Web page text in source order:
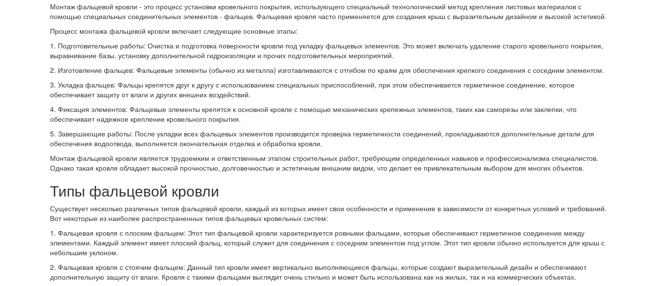
Монтаж фальцевой кровли - это процесс установки кровельного покрытия, использующего специальный технологический метод крепления листовых материалов с
помощью специальных соединительных элементов - фальцев. Фальцевая кровля часто применяется для создания крыш с выразительным дизайном и высокой эстетикой.
Процесс монтажа фальцевой кровли включает следующие основные этапы:
1. Подготовительные работы: Очистка и подготовка поверхности кровли под укладку фальцевых элементов. Это может включать удаление старого кровельного покрытия,
выравнивание базы, установку дополнительной гидроизоляции и прочих подготовительных мероприятий.
2. Изготовление фальцев: Фальцевые элементы (обычно из металла) изготавливаются с отгибом по краям для обеспечения крепкого соединения с соседним элементом.
3. Укладка фальцев: Фальцы крепятся друг к другу с использованием специальных приспособлений, при этом обеспечивается герметичное соединение, которое
обеспечивает защиту от влаги и других внешних воздействий.
4. Фиксация элементов: Фальцевые элементы крепятся к основной кровле с помощью механических крепежных элементов, таких как саморезы или заклепки, что
обеспечивает надежное крепление кровельного покрытия.
5. Завершающие работы: После укладки всех фальцевых элементов производится проверка герметичности соединений, прокладываются дополнительные детали для
обеспечения водоотвода, выполняется окончательная отделка и обработка кровли.
Монтаж фальцевой кровли является трудоемким и ответственным этапом строительных работ, требующим определенных навыков и профессионализма специалистов.
Однако такая кровля обладает высокой прочностью, долговечностью и эстетичным внешним видом, что делает ее привлекательным выбором для многих объектов.
Типы фальцевой кровли
Существует несколько различных типов фальцевой кровли, каждый из которых имеет свои особенности и применение в зависимости от конкретных условий и требований.
Вот некоторые из наиболее распространенных типов фальцевых кровельных систем:
1. Фальцевая кровля с плоским фальцем: Этот тип фальцевой кровли характеризуется ровными фальцами, которые обеспечивают герметичное соединение между
элементами. Каждый элемент имеет плоский фальц, который служит для соединения с соседним элементом под углом. Этот тип кровли обычно используется для крыш с
небольшим уклоном.
2. Фальцевая кровля с стоячим фальцем: Данный тип кровли имеет вертикально выполняющиеся фальцы, которые создают выразительный дизайн и обеспечивают
дополнительную защиту от влаги. Кровля с такими фальцами выглядит очень стильно и может быть использована как на жилых, так и на коммерческих объектах.